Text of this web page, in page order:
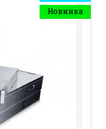
Новинка